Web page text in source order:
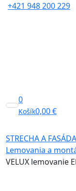
+421 948 200 229
0
Košík0,00€
STRECHA A FASÁDA
Lemovania a
VELUX lemovanie